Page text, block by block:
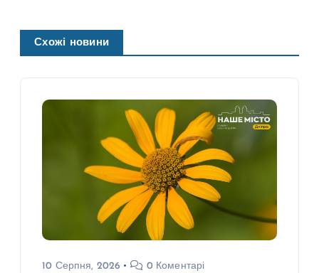
Схожі новини
10 Серпня, 2026 0 Коментарі